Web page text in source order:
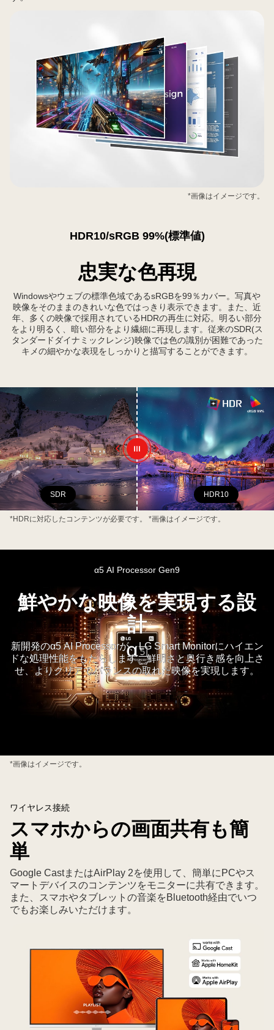
*画像はイメージです。
HDR10/sRGB 99%(標準値)
忠実な色再現
Windowsやウェブの標準色域であるsRGBを99％カバー。写真や
映像をそのままのきれいな色ではっきり表示できます。また、近
年、多くの映像で採用されているHDRの再生に対応。明るい部分
をより明るく、暗い部分をより繊細に再現します。従来のSDR(ス
タンダードダイナミックレンジ)映像では色の識別が困難であった
キメの細やかな表現をしっかりと描写することができます。
HDR10
SDR
*HDRに対応したコンテンツが必要です。 *画像はイメージです。
α5 AI Processor Gen9
鮮やかな映像を実現する設
計
新開発のα5 AI Processorが、LG Smart Monitorにハイエン
ドな処理性能をもたらします。鮮明さと奥行き感を向上さ
せ、よりクリアでバランスの取れた映像を実現します。
*画像はイメージです。
ワイヤレス接続
スマホからの画面共有も簡
単
Google CastまたはAirPlay 2を使用して、簡単にPCやス
マートデバイスのコンテンツをモニターに共有できます。
また、スマホやタブレットの音楽をBluetooth経由でいつ
でもお楽しみいただけます。